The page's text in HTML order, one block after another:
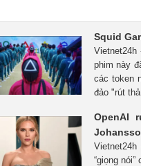
Squid
phim này
các token
đảo "rút
OpenAI
“giọng